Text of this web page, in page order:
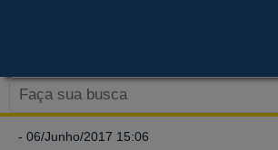
- 06/Junho/2017 15:06